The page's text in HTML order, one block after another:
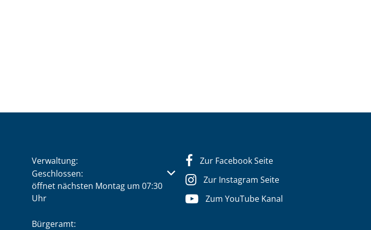
Verwaltung:
Klicken, um weitere Öffnungs- oder Schließzeiten auszublenden
Geschlossen:
öffnet nächsten Montag um 07:30
Uhr
Bürgeramt:
Zur Facebook Seite
Zur Instagram Seite
Zum YouTube Kanal